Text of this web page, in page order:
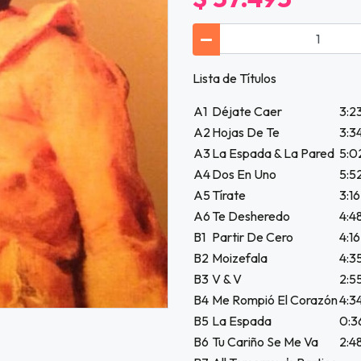
Lista de Títulos
A1 Déjate Caer
A2Hojas De Te
A3La Espada & La Pared
A4Dos En Uno
A5Tírate
3:16
A6 Te Desheredo
B1 Partir De Cero
4:16
B2 Moizefala
B3 V & V
B4 Me Rompió El Corazón
B5 La Espada
B6 Tu Cariño Se Me Va